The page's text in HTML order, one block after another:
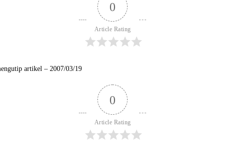
0
Article Rating
artikel – 2007/03/19
0
Article Rating